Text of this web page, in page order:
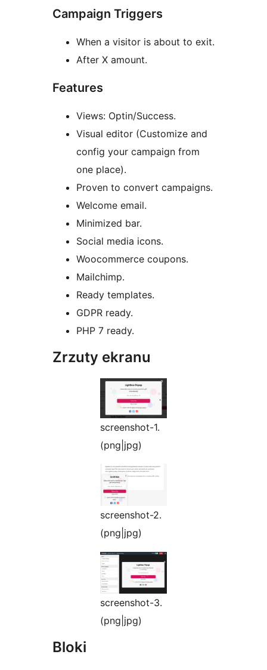
Campaign Triggers
When a visitor is about to exit.
After X amount.
Features
Views: Optin/Success.
Visual editor (Customize and
config your campaign from
one place).
Proven to convert campaigns.
Welcome email.
Minimized bar.
Social media icons.
Woocommerce coupons.
Mailchimp.
Ready templates.
GDPR ready.
PHP 7 ready.
Zrzuty ekranu
screenshot-1.
(png|jpg)
screenshot-2.
(png|jpg)
screenshot-3.
(png|jpg)
Bloki